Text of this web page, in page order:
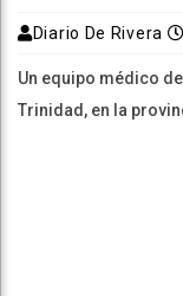
Diario De Rivera
Un equipo médico
Trinidad, en la